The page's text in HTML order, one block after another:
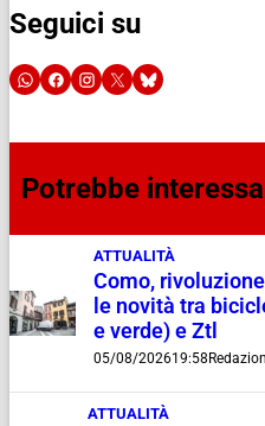
Seguici su
Potrebbe
ATTUALITÀ
Como,
le novità tra
e verde) e Ztl
05/08/202619:58
ATTUALITÀ